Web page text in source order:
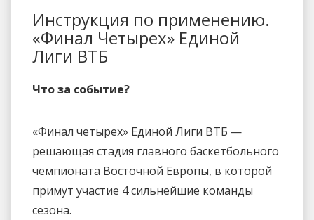
Инструкция по применению.
«Финал Четырех» Единой
Лиги ВТБ
Что за событие?
«Финал четырех» Единой Лиги ВТБ —
решающая стадия главного баскетбольного
чемпионата Восточной Европы, в которой
примут участие 4 сильнейшие команды
сезона.